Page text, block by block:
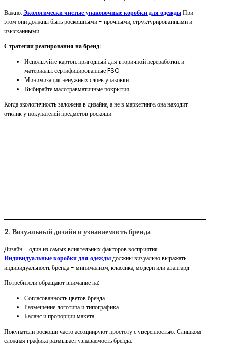
Важно,Экологически чистые упаковочные коробки для одеждыПри
этом они должны быть роскошными - прочными, структурированными и
изысканными.
Стратегии реагирования на бренд:
Используйте картон, пригодный для вторичной переработки, и
материалы, сертифицированные FSC
Минимизация ненужных слоев упаковки
Выбирайте малотравматичные покрытия
Когда экологичность заложена в дизайне, а не в маркетинге, она находит
отклик у покупателей предметов роскоши.
2. Визуальный дизайн и узнаваемость бренда
Дизайн - один из самых влиятельных факторов восприятия.
Индивидуальные коробки для одеждыдолжны визуально выражать
индивидуальность бренда - минимализм, классика, модерн или авангард.
Потребители обращают внимание на:
Согласованность цветов бренда
Размещение логотипа и типографика
Баланс и пропорции макета
Покупатели роскоши часто ассоциируют простоту с уверенностью. Слишком
сложная графика размывает узнаваемость бренда.